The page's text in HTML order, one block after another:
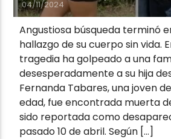
04/11/2024
Angustiosa búsqueda terminó
hallazgo de su cuerpo sin vida.
tragedia ha golpeado a una
desesperadamente a su hija
Fernanda Tabares, una joven
edad, fue encontrada muerta
sido reportada como
pasado 10 de abril. Según […]